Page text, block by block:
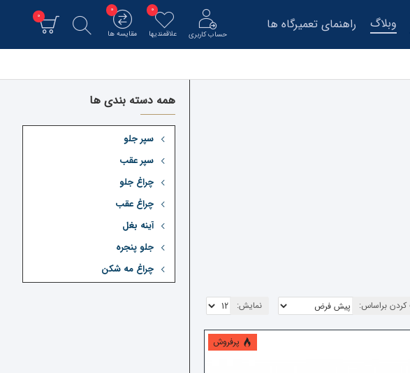
وبلاگ راهنمای تعمیرگاه ها
حساب کاربری علاقمندیها
0
مقایسه ها
0
0
براساس: نمایش:
پرفروش
همه دسته بندی ها
سپر جلو
سپر عقب
چراغ جلو
چراغ عقب
آینه بغل
جلو پنجره
چراغ مه شکن